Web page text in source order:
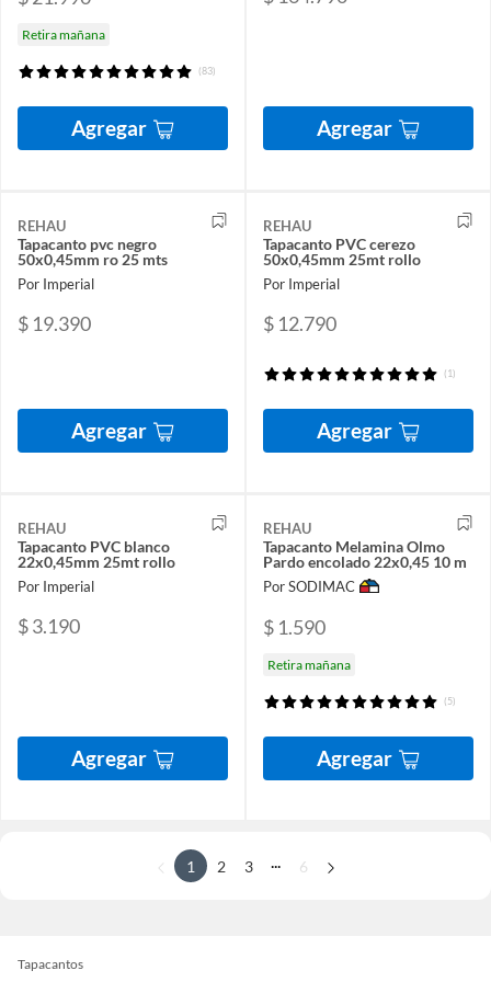
Retira mañana
(83)
Agregar Agregar
REHAU
Tapacanto pvc negro
50x0,45mm ro 25 mts
Por Imperial
$ 19.390
Agregar
REHAU
Tapacanto PVC cerezo
50x0,45mm 25mt rollo
Por Imperial
$ 12.790
(1)
Agregar
REHAU
Tapacanto PVC blanco
22x0,45mm 25mt rollo
Por Imperial
$ 3.190
Agregar
REHAU
Tapacanto Melamina Olmo
Pardo encolado 22x0,45 10 m
Por SODIMAC
$ 1.590
Retira mañana
(5)
Agregar
1 2 3 6
Tapacantos